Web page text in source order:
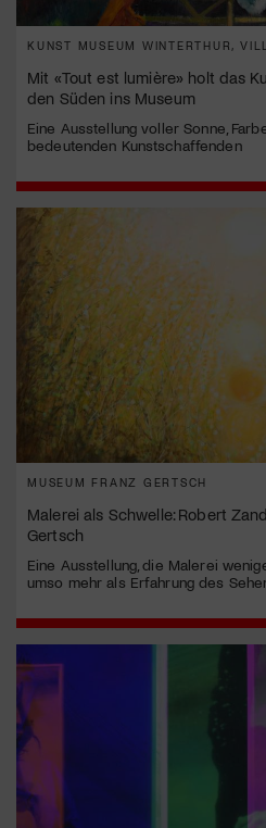
KUNST MUSEUM WINTERTHUR,
Mit «Tout est lumière» holt das
den Süden ins Museum
Eine Ausstellung voller Sonne,
bedeutenden Kunstschaffenden
MUSEUM FRANZ GERTSCH
Malerei als Schwelle: Robert
Gertsch
Eine Ausstellung, die Malerei
umso mehr als Erfahrung des